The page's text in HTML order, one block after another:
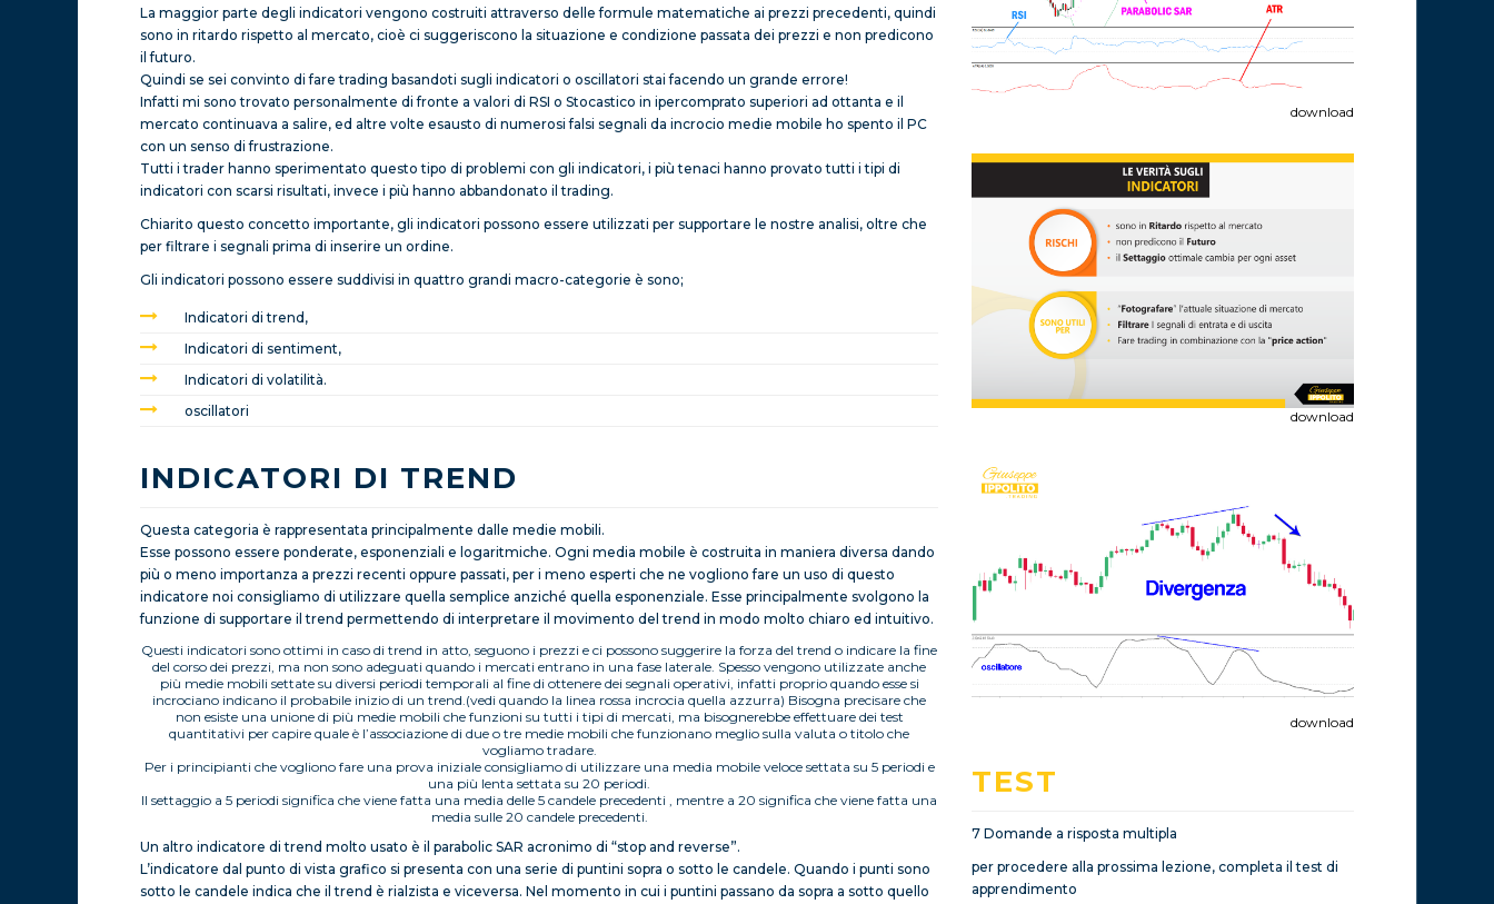
La maggior parte degli indicatori vengono costruiti attraverso delle formule matematiche ai prezzi precedenti, quindi
sono in ritardo rispetto al mercato, cioè ci suggeriscono la situazione e condizione passata dei prezzi e non predicono
il futuro.
Quindi se sei convinto di fare trading basandoti sugli indicatori o oscillatori stai facendo un grande errore!
Infatti mi sono trovato personalmente di fronte a valori di RSI o Stocastico in ipercomprato superiori ad ottanta e il
mercato continuava a salire, ed altre volte esausto di numerosi falsi segnali da incrocio medie mobile ho spento il PC
con un senso di frustrazione.
Tutti i trader hanno sperimentato questo tipo di problemi con gli indicatori, i più tenaci hanno provato tutti i tipi di
indicatori con scarsi risultati, invece i più hanno abbandonato il trading.
Chiarito questo concetto importante, gli indicatori possono essere utilizzati per supportare le nostre analisi, oltre che
per filtrare i segnali prima di inserire un ordine.
Gli indicatori possono essere suddivisi in quattro grandi macro-categorie è sono;
Indicatori di trend,
Indicatori di sentiment,
Indicatori di volatilità.
oscillatori
INDICATORI DI TREND
Questa categoria è rappresentata principalmente dalle medie mobili.
Esse possono essere ponderate, esponenziali e logaritmiche. Ogni media mobile è costruita in maniera diversa dando
più o meno importanza a prezzi recenti oppure passati, per i meno esperti che ne vogliono fare un uso di questo
indicatore noi consigliamo di utilizzare quella semplice anziché quella esponenziale. Esse principalmente svolgono la
funzione di supportare il trend permettendo di interpretare il movimento del trend in modo molto chiaro ed intuitivo.
Questi indicatori sono ottimi in caso di trend in atto, seguono i prezzi e ci possono suggerire la forza del trend o indicare la fine
del corso dei prezzi, ma non sono adeguati quando i mercati entrano in una fase laterale. Spesso vengono utilizzate anche
più medie mobili settate su diversi periodi temporali al fine di ottenere dei segnali operativi, infatti proprio quando esse si
incrociano indicano il probabile inizio di un trend.(vedi quando la linea rossa incrocia quella azzurra) Bisogna precisare che
non esiste una unione di più medie mobili che funzioni su tutti i tipi di mercati, ma bisognerebbe effettuare dei test
quantitativi per capire quale è l’associazione di due o tre medie mobili che funzionano meglio sulla valuta o titolo che
vogliamo tradare.
Per i principianti che vogliono fare una prova iniziale consigliamo di utilizzare una media mobile veloce settata su 5 periodi e
una più lenta settata su 20 periodi.
Il settaggio a 5 periodi significa che viene fatta una media delle 5 candele precedenti , mentre a 20 significa che viene fatta una
media sulle 20 candele precedenti.
Un altro indicatore di trend molto usato è il parabolic SAR acronimo di “stop and reverse”.
L’indicatore dal punto di vista grafico si presenta con una serie di puntini sopra o sotto le candele. Quando i punti sono
sotto le candele indica che il trend è rialzista e viceversa. Nel momento in cui i puntini passano da sopra a sotto quello
download
download
download
TEST
7 Domande a risposta multipla
per procedere alla prossima lezione, completa il test di
apprendimento